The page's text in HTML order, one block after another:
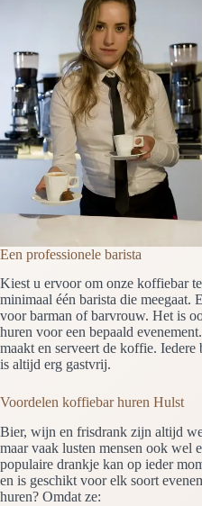
Een professionele barista
Kiest u ervoor om onze koffiebar
minimaal één barista die meegaat.
voor barman of barvrouw. Het is
huren voor een bepaald
maakt en serveert de koffie.
is altijd erg gastvrij.
Voordelen koffiebar huren Hulst
Bier, wijn en frisdrank zijn altijd
maar vaak lusten mensen ook
populaire drankje kan op ieder
en is geschikt voor elk soort
huren? Omdat ze: